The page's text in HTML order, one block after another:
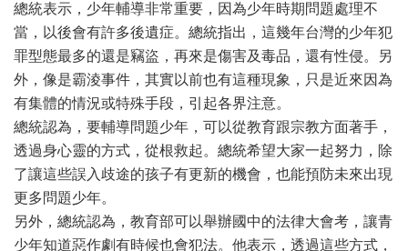
總統表示，少年輔導非常重要，因為少年時期問題處理不
當，以後會有許多後遺症。總統指出，這幾年台灣的少年犯
罪型態最多的還是竊盜，再來是傷害及毒品，還有性侵。另
外，像是霸淩事件，其實以前也有這種現象，只是近來因為
有集體的情況或特殊手段，引起各界注意。
總統認為，要輔導問題少年，可以從教育跟宗教方面著手，
透過身心靈的方式，從根救起。總統希望大家一起努力，除
了讓這些誤入歧途的孩子有更新的機會，也能預防未來出現
更多問題少年。
另外，總統認為，教育部可以舉辦國中的法律大會考，讓青
少年知道惡作劇有時候也會犯法。他表示，透過這些方式，